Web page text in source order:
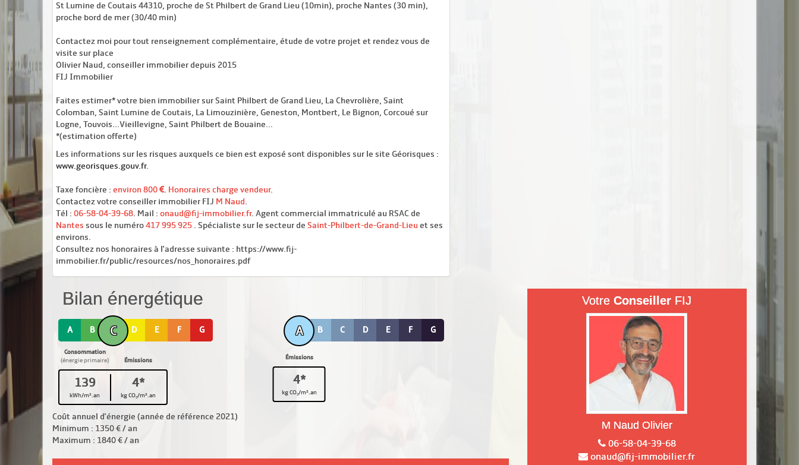
St Lumine de Coutais 44310, proche de St Philbert de Grand Lieu (10min), proche Nantes (30 min),
proche bord de mer (30/40 min)
Contactez moi pour tout renseignement complémentaire, étude de votre projet et rendez vous de
visite sur place
Olivier Naud, conseiller immobilier depuis 2015
FIJ Immobilier
Faites estimer* votre bien immobilier sur Saint Philbert de Grand Lieu, La Chevrolière, Saint
Colomban, Saint Lumine de Coutais, La Limouzinière, Geneston, Montbert, Le Bignon, Corcoué sur
Logne, Touvois...Vieillevigne, Saint Philbert de Bouaine...
*(estimation offerte)
Les informations sur les risques auxquels ce bien est exposé sont disponibles sur le site Géorisques :
www.georisques.gouv.fr.
Taxe foncière : environ 800 . Honoraires charge vendeur.
Contactez votre conseiller immobilier FIJ M Naud.
Tél : 06-58-04-39-68. Mail : onaud@fij-immobilier.fr. Agent commercial immatriculé au RSAC de
Nantes sous le numéro417 995 925 . Spécialiste sur le secteur de Saint-Philbert-de-Grand-Lieuet ses
environs.
Consultez nos honoraires à l'adresse suivante : https://www.fij-
immobilier.fr/public/resources/nos_honoraires.pdf
Bilan énergétique
A B
139
kWh/m².an
Consommation
(énergie primaire)
4*
kg CO₂/m².an
Émissions
C D E F G
4*
kg CO₂/m².an
Émissions
A B C D E F G
Coût annuel d'énergie (année de référence 2021)
Minimum : 1350 € / an
Maximum : 1840 € / an
VotreConseiller FIJ
M Naud Olivier
06-58-04-39-68
onaud@fij-immobilier.fr